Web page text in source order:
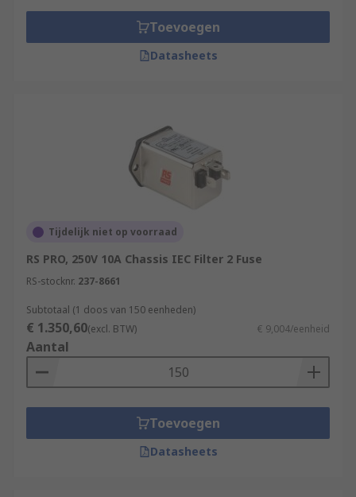
Toevoegen
Datasheets
Tijdelijk niet op voorraad
RS PRO, 250V 10A Chassis IEC Filter 2 Fuse
RS-stocknr. 237-8661
Subtotaal (1 doos van 150 eenheden)
€ 1.350,60(excl. BTW) € 9,004/eenheid
Aantal
Toevoegen
Datasheets